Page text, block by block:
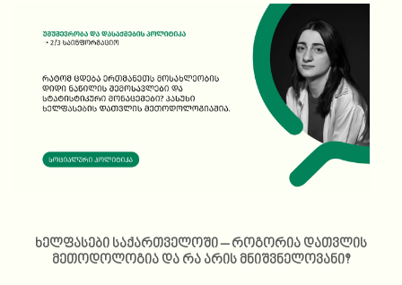
ხელფასები საქართველოში – როგორია დათვლის
მეთოდოლოგია და რა არის მნიშვნელოვანი?